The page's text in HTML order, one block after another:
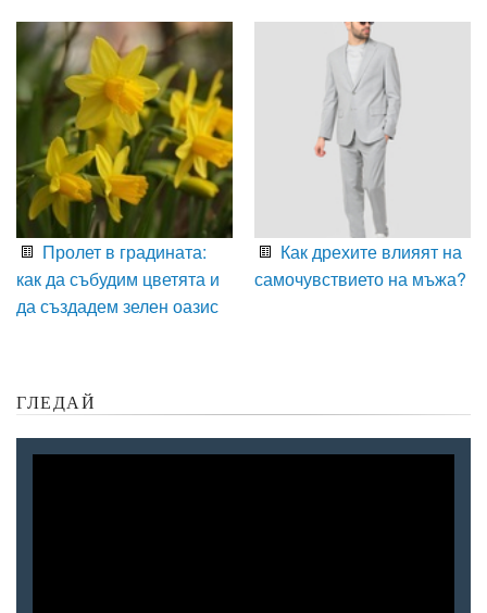
Пролет в градината:
как да събудим цветята и
да създадем зелен оазис
Как дрехите влияят на
самочувствието на мъжа?
ГЛЕДАЙ